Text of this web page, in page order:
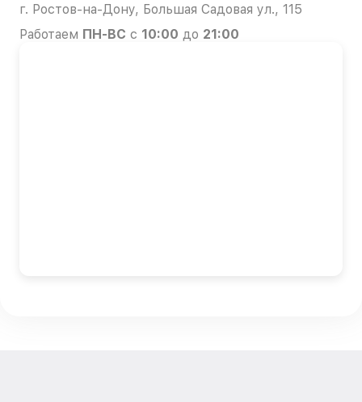
г. Ростов-на-Дону, Большая Садовая ул., 115
Работаем ПН-ВС с 10:00 до 21:00